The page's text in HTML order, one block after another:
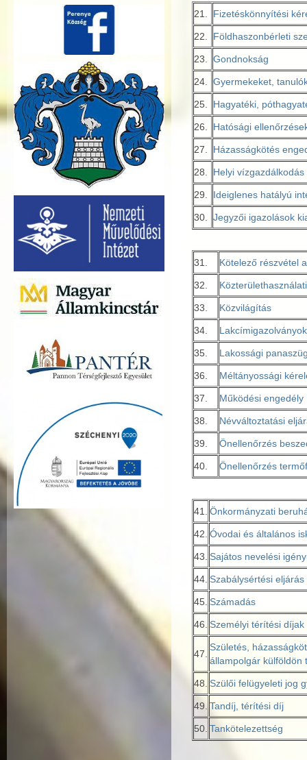
21. Fizetéskönnyítési
22. Földhaszonbérleti
23. Gondnokság
24. Gyermekeket,
25. Hagyatéki,
26. Hatósági
27. Házasságkötés
28. Helyi
29. Ideiglenes hatályú
30. Jegyzői igazolások
31. Kötelező részvétel
32.
33. Közvilágítás
34.
35. Lakossági
36. Méltányossági
37. Működési engedély
38. Névváltoztatási
39. Önellenőrzés
40. Önellenőrzés
41. Önkormányzati
42. Óvodai és általános
43. Sajátos nevelési
44. Szabálysértési eljárás
45. Számadás
46. Személyi térítési
47.
Születés,
állampolgár külföldön
48. Szülői felügyeleti jog
49. Tandíj, térítési díj
50. Tankötelezettség